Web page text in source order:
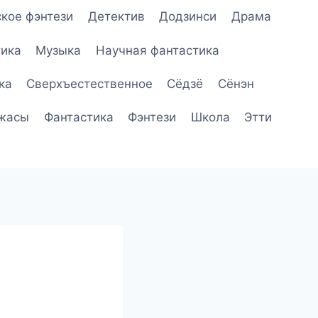
фэнтези Детектив Додзинси Драма
Музыка Научная фантастика
Сверхъестественное Сёдзё Сёнэн
Фантастика Фэнтези Школа Этти